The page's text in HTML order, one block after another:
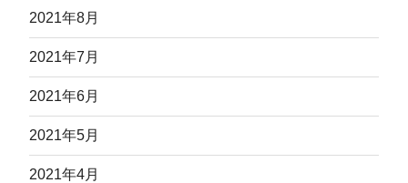
2021年8月
2021年7月
2021年6月
2021年5月
2021年4月